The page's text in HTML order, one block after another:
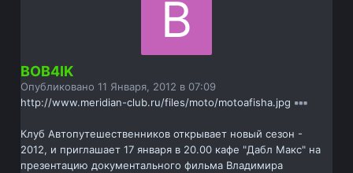
BOB4IK
Опубликовано11 Января, 2012 в 07:09
http://www.meridian-club.ru/files/moto/motoafisha.jpg
Клуб Автопутешественников открывает новый сезон -
2012, и приглашает 17 января в 20.00 кафе "Дабл Макс" на
презентацию документального фильма Владимира